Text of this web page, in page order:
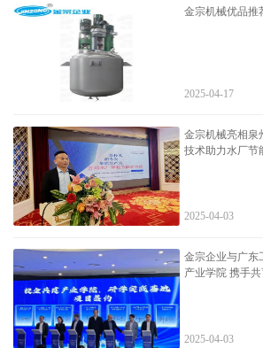
金宗机械优品推
2025-04-17
金宗机械亮相泉
技术助力水厂节
2025-04-03
金宗企业与广东
产业学院 携手
2025-04-03